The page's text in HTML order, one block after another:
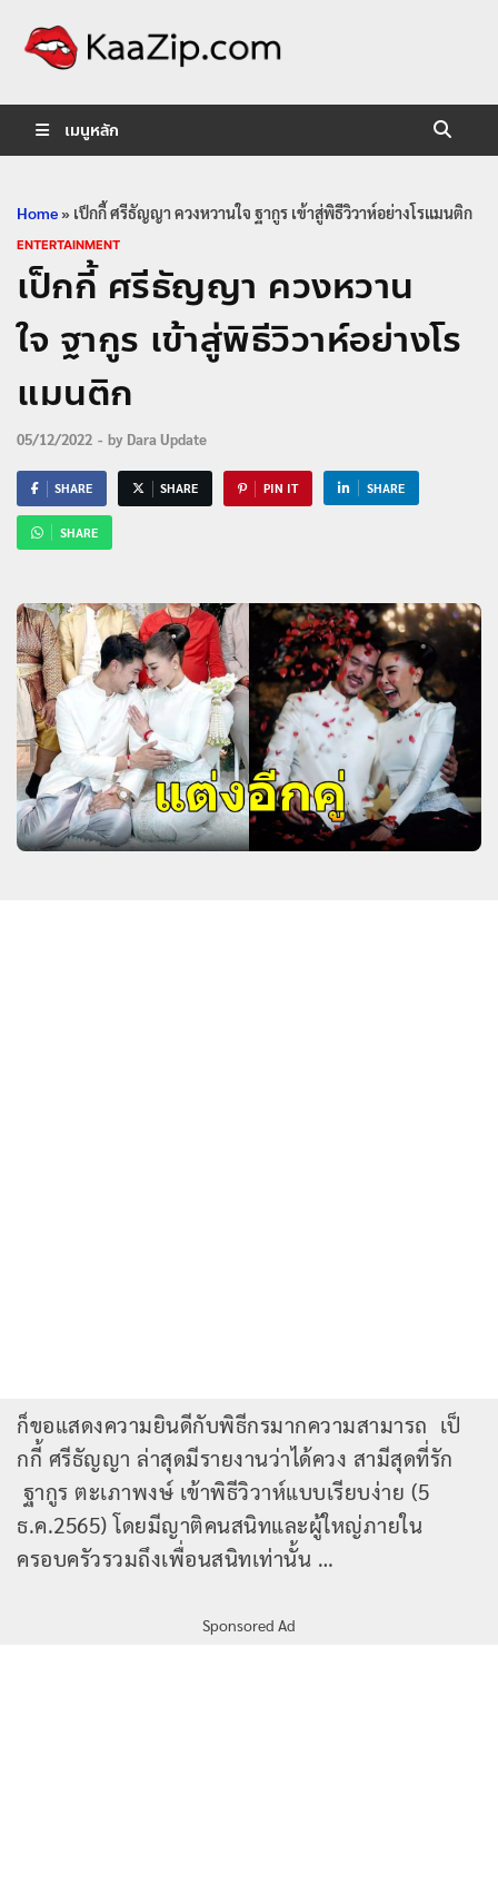
เมนูหลัก
Home» เป็กกี้ ศรีธัญญา ควงหวานใจ ฐากูร เข้าสู่พิธีวิวาห์อย่างโรแมนติก
ENTERTAINMENT
เป็กกี้ ศรีธัญญา ควงหวาน
ใจ ฐากูร เข้าสู่พิธีวิวาห์อย่างโร
แมนติก
05/12/2022 - by Dara Update
SHARE SHARE PIN IT SHARE
SHARE
ก็ขอแสดงความยินดีกับพิธีกรมากความสามารถ เป็
กกี้ ศรีธัญญา ล่าสุดมีรายงานว่าได้ควง สามีสุดที่รัก
ฐากูร ตะเภาพงษ์ เข้าพิธีวิวาห์แบบเรียบง่าย (5
ธ.ค.2565) โดยมีญาติคนสนิทและผู้ใหญ่ภายใน
ครอบครัวรวมถึงเพื่อนสนิทเท่านั้น …
Sponsored Ad